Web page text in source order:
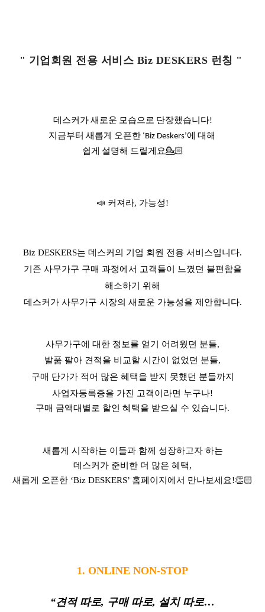
" 기업회원 전용 서비스 Biz DESKERS 런칭 "
데스커가 새로운 모습으로 단장했습니다!
지금부터 새롭게 오픈한 ‘Biz Deskers’에 대해
쉽게 설명해 드릴게요💁🏻
📣 커져라, 가능성!
Biz DESKERS는 데스커의 기업 회원 전용 서비스입니다.
기존 사무가구 구매 과정에서 고객들이 느꼈던 불편함을
해소하기 위해
데스커가 사무가구 시장의 새로운 가능성을 제안합니다.
사무가구에 대한 정보를 얻기 어려웠던 분들,
발품 팔아 견적을 비교할 시간이 없었던 분들,
구매 단가가 적어 많은 혜택을 받지 못했던 분들까지
사업자등록증을 가진 고객이라면 누구나!
구매 금액대별로 할인 혜택을 받으실 수 있습니다.
새롭게 시작하는 이들과 함께 성장하고자 하는
데스커가 준비한 더 많은 혜택,
새롭게 오픈한 ‘Biz DESKERS’ 홈페이지에서 만나보세요!👏🏻
1. ONLINE NON-STOP
“견적 따로, 구매 따로, 설치 따로…